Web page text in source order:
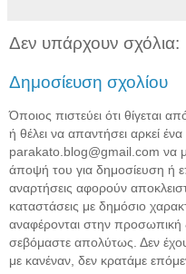
Δεν υπάρχουν σχόλια:
Δημοσίευση σχολίου
Όποιος πιστεύει ότι θίγεται
ή θέλει να απαντήσει αρκεί
parakato.blog@gmail.com να
άποψή του για δημοσίευση ή
αναρτήσεις αφορούν
καταστάσεις με δημόσιο
αναφέρονται στην
σεβόμαστε απολύτως. Δεν
με κανέναν, δεν κρατάμε